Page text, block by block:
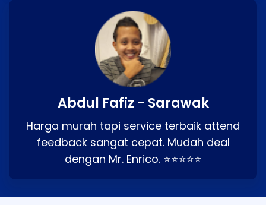
Abdul Fafiz - Sarawak
Harga murah tapi service terbaik attend
feedback sangat cepat. Mudah deal
dengan Mr. Enrico. ⭐⭐⭐⭐⭐